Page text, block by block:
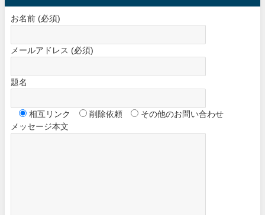
お名前 (必須)
メールアドレス (必須)
題名
相互リンク 削除依頼
その他のお問い合わせ
メッセージ本文